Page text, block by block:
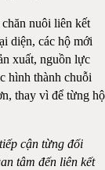
nuôi liên kết
diện, các hộ mới
xuất, nguồn lực
hình thành chuỗi
thay vì để từng hộ
cận từng đối
tâm đến liên kết